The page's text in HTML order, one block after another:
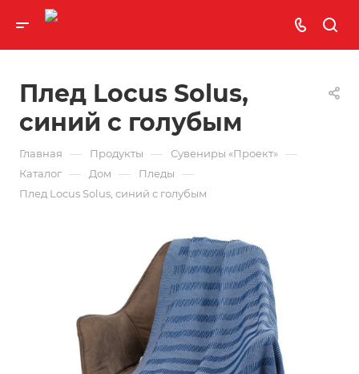
Плед Locus Solus,
синий с голубым
Главная — Продукты — Сувениры «Проект» —
Каталог — Дом — Пледы —
Плед Locus Solus, синий с голубым